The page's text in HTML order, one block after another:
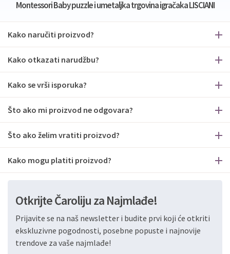
Montessori Baby puzzle i umetaljka trgovina igračaka LISCIANI
Kako naručiti proizvod?
Kako otkazati narudžbu?
Kako se vrši isporuka?
Što ako mi proizvod ne odgovara?
Što ako želim vratiti proizvod?
Kako mogu platiti proizvod?
Otkrijte Čaroliju za Najmlađe!
Prijavite se na naš newsletter i budite prvi koji će otkriti
ekskluzivne pogodnosti, posebne popuste i najnovije
trendove za vaše najmlađe!